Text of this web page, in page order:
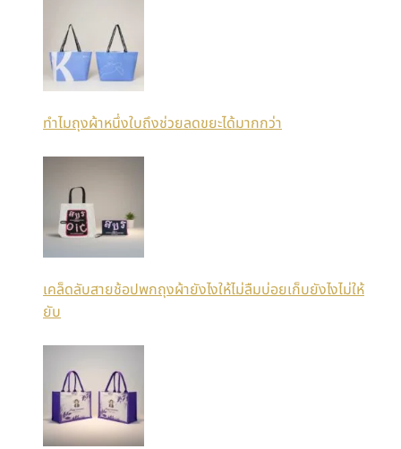
ทำไมถุงผ้าหนึ่งใบถึงช่วยลดขยะได้มากกว่า
เคล็ดลับสายช้อปพกถุงผ้ายังไงให้ไม่ลืมบ่อยเก็บยังไงไม่ให้
ยับ